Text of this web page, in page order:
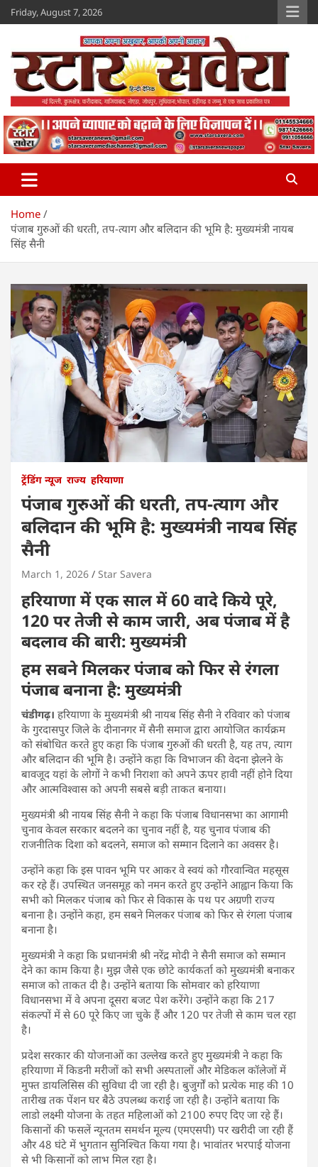
Skip
to
Friday, August 7, 2026
Star Savera
www.starsavera.com
Home
पंजाब गुरुओं की धरती, तप-त्याग और बलिदान की भूमि है: मुख्यमंत्री नायब
सिंह सैनी
ट्रेंडिंग न्यूज राज्य हरियाणा
पंजाब गुरुओं की धरती, तप-त्याग और
बलिदान की भूमि है: मुख्यमंत्री नायब सिंह
सैनी
March 1, 2026 Star Savera
हरियाणा में एक साल में 60 वादे किये पूरे,
120 पर तेजी से काम जारी, अब पंजाब में है
बदलाव की बारी: मुख्यमंत्री
हम सबने मिलकर पंजाब को फिर से रंगला
पंजाब बनाना है: मुख्यमंत्री
चंडीगढ़। हरियाणा के मुख्यमंत्री श्री नायब सिंह सैनी ने रविवार को पंजाब
के गुरदासपुर जिले के दीनानगर में सैनी समाज द्वारा आयोजित कार्यक्रम
को संबोधित करते हुए कहा कि पंजाब गुरुओं की धरती है, यह तप, त्याग
और बलिदान की भूमि है। उन्होंने कहा कि विभाजन की वेदना झेलने के
बावजूद यहां के लोगों ने कभी निराशा को अपने ऊपर हावी नहीं होने दिया
और आत्मविश्वास को अपनी सबसे बड़ी ताकत बनाया।
मुख्यमंत्री श्री नायब सिंह सैनी ने कहा कि पंजाब विधानसभा का आगामी
चुनाव केवल सरकार बदलने का चुनाव नहीं है, यह चुनाव पंजाब की
राजनीतिक दिशा को बदलने, समाज को सम्मान दिलाने का अवसर है।
उन्होंने कहा कि इस पावन भूमि पर आकर वे स्वयं को गौरवान्वित महसूस
कर रहे हैं। उपस्थित जनसमूह को नमन करते हुए उन्होंने आह्वान किया कि
सभी को मिलकर पंजाब को फिर से विकास के पथ पर अग्रणी राज्य
बनाना है। उन्होंने कहा, हम सबने मिलकर पंजाब को फिर से रंगला पंजाब
बनाना है।
मुख्यमंत्री ने कहा कि प्रधानमंत्री श्री नरेंद्र मोदी ने सैनी समाज को सम्मान
देने का काम किया है। मुझ जैसे एक छोटे कार्यकर्ता को मुख्यमंत्री बनाकर
समाज को ताकत दी है। उन्होंने बताया कि सोमवार को हरियाणा
विधानसभा में वे अपना दूसरा बजट पेश करेंगे। उन्होंने कहा कि 217
संकल्पों में से 60 पूरे किए जा चुके हैं और 120 पर तेजी से काम चल रहा
है।
प्रदेश सरकार की योजनाओं का उल्लेख करते हुए मुख्यमंत्री ने कहा कि
हरियाणा में किडनी मरीजों को सभी अस्पतालों और मेडिकल कॉलेजों में
मुफ्त डायलिसिस की सुविधा दी जा रही है। बुजुर्गों को प्रत्येक माह की 10
तारीख तक पेंशन घर बैठे उपलब्ध कराई जा रही है। उन्होंने बताया कि
लाडो लक्ष्मी योजना के तहत महिलाओं को 2100 रुपए दिए जा रहे हैं।
किसानों की फसलें न्यूनतम समर्थन मूल्य (एमएसपी) पर खरीदी जा रही हैं
और 48 घंटे में भुगतान सुनिश्चित किया गया है। भावांतर भरपाई योजना
से भी किसानों को लाभ मिल रहा है।